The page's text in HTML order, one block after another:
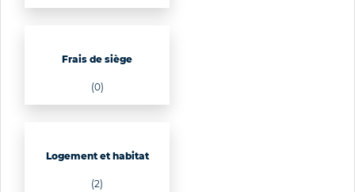
Frais de siège
(0)
Logement et habitat
(2)